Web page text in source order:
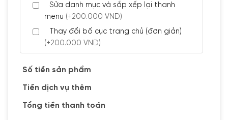
Sửa danh mục và sắp xếp lại thanh
menu (+200.000 VND)
Thay đổi bố cục trang chủ (đơn giản)
(+200.000 VND)
(+300.000 VND)
🔰 CÀI ĐẶT PLUGINS
Cài đặt plugin theo yêu cầu
Số tiền sản phẩm
Tiền dịch vụ thêm
Tổng tiền thanh toán